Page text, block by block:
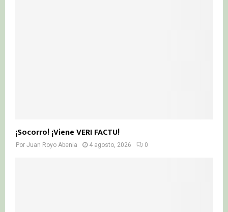
¡Socorro! ¡Viene VERI FACTU!
Por Juan Royo Abenia 4 agosto, 2026 0